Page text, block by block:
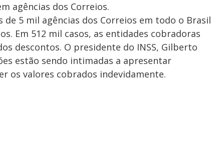
agências dos Correios.
5 mil agências dos Correios em todo o Brasil
Em 512 mil casos, as entidades cobradoras
descontos. O presidente do INSS, Gilberto
estão sendo intimadas a apresentar
os valores cobrados indevidamente.